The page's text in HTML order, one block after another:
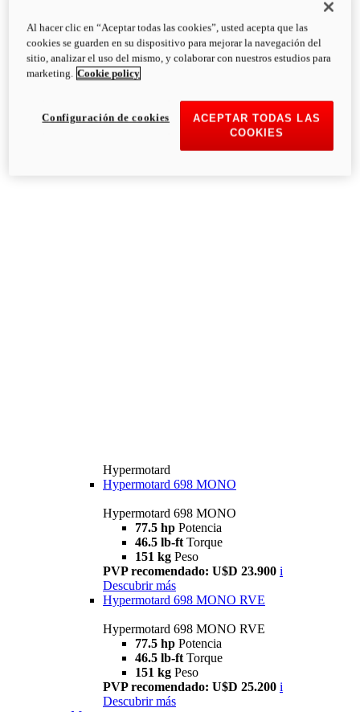
Hypermotard
Hypermotard 698 MONO
Hypermotard 698 MONO
77.5 hp Potencia
46.5 lb-ft Torque
151 kg Peso
PVP recomendado: U$D 23.900 i
Descubrir más
Hypermotard 698 MONO RVE
Hypermotard 698 MONO RVE
77.5 hp Potencia
46.5 lb-ft Torque
151 kg Peso
PVP recomendado: U$D 25.200 i
Descubrir más
Al hacer clic en “Aceptar todas las cookies”, usted acepta que las
cookies se guarden en su dispositivo para mejorar la navegación del
sitio, analizar el uso del mismo, y colaborar con nuestros estudios para
marketing. Cookie policy
ACEPTAR TODAS LAS
COOKIES
Configuración de cookies